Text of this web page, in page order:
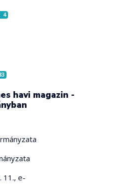
4
havi magazin -
11., e-